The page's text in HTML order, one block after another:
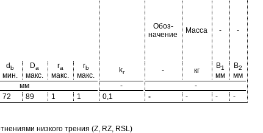
Обоз-
начение
Масса - -
d b
мин.
Da
макс.
ra
макс.
rb
макс.
kr - кг
B1
мм
B2
мм
мм -
-
72 89 1 1 0,1 - - - -
низкого трения (Z, RZ, RSL)